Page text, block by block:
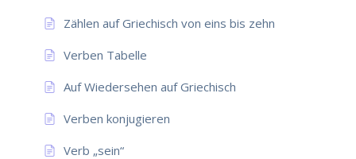
Zählen auf Griechisch von eins bis zehn
Verben Tabelle
Auf Wiedersehen auf Griechisch
Verben konjugieren
Verb „sein“